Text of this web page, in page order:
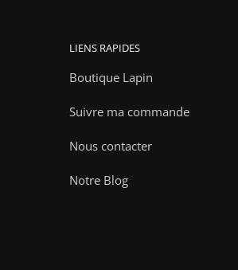
LIENS RAPIDES
Boutique Lapin
Suivre ma commande
Nous contacter
Notre Blog